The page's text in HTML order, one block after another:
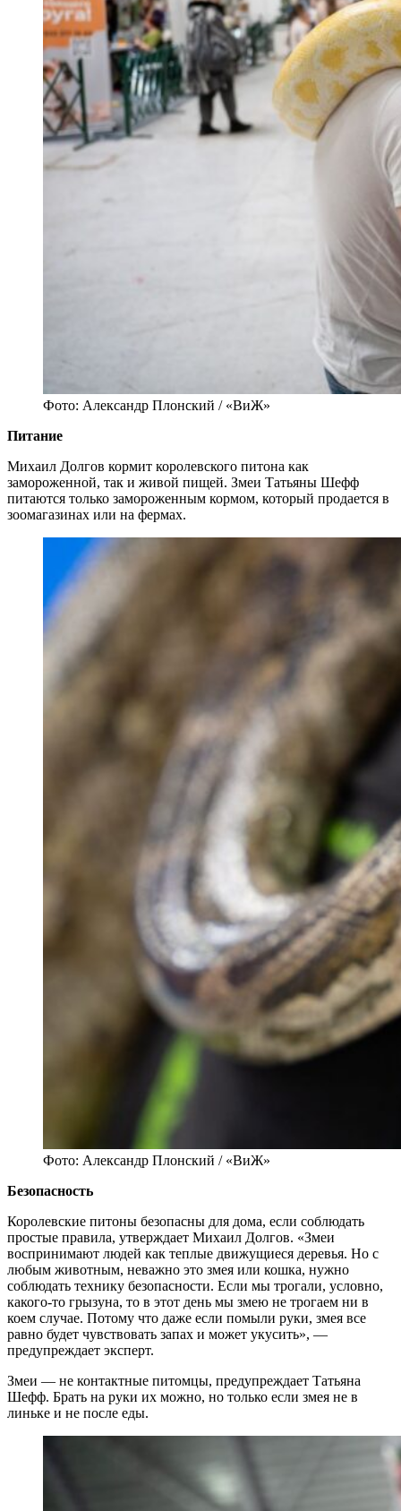
Фото: Александр Плонский / «ВиЖ»
Питание
Михаил Долгов кормит королевского питона как
замороженной, так и живой пищей. Змеи Татьяны Шефф
питаются только замороженным кормом, который продается в
зоомагазинах или на фермах.
Фото: Александр Плонский / «ВиЖ»
Безопасность
Королевские питоны безопасны для дома, если соблюдать
простые правила, утверждает Михаил Долгов. «Змеи
воспринимают людей как теплые движущиеся деревья. Но с
любым животным, неважно это змея или кошка, нужно
соблюдать технику безопасности. Если мы трогали, условно,
какого-то грызуна, то в этот день мы змею не трогаем ни в
коем случае. Потому что даже если помыли руки, змея все
равно будет чувствовать запах и может укусить», —
предупреждает эксперт.
Змеи — не контактные питомцы, предупреждает Татьяна
Шефф. Брать на руки их можно, но только если змея не в
линьке и не после еды.